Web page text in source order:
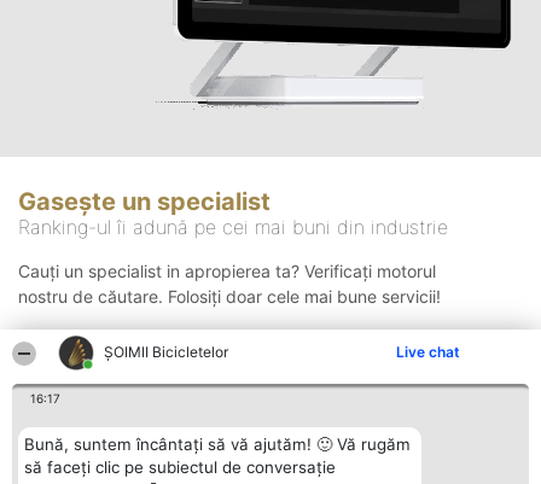
ȘOIMII Bicicletelor Live chat
16:17
Bună, suntem încântați să vă ajutăm! 🙂 Vă rugăm
să faceți clic pe subiectul de conversație
Gasește un specialist
Ranking-ul îi adună pe cei mai buni din industrie
Cauți un specialist in apropierea ta? Verificați motorul
nostru de căutare. Folosiți doar cele mai bune servicii!